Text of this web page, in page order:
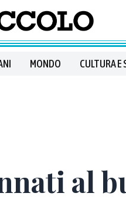
MONDO CULTURA E
al